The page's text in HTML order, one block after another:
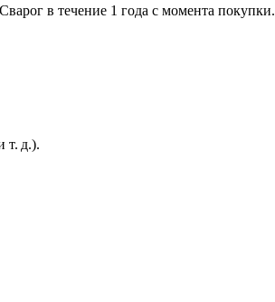
в течение 1 года с момента покупки.
т. д.).